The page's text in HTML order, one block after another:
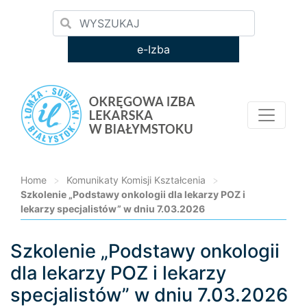
e-Izba
Home > Komunikaty Komisji Kształcenia
>
Szkolenie „Podstawy onkologii dla lekarzy POZ i
lekarzy specjalistów” w dniu 7.03.2026
Loading...
Szkolenie „Podstawy onkologii
dla lekarzy POZ i lekarzy
specjalistów” w dniu 7.03.2026